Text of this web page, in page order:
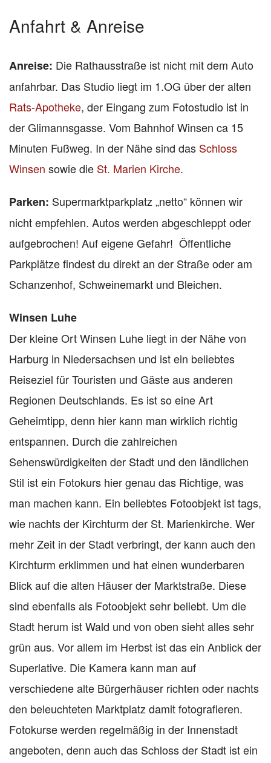
Anfahrt & Anreise
Anreise: Die Rathausstraße ist nicht mit dem Auto
anfahrbar. Das Studio liegt im 1.OG über der alten
Rats-Apotheke, der Eingang zum Fotostudio ist in
der Glimannsgasse. Vom Bahnhof Winsen ca 15
Minuten Fußweg. In der Nähe sind das Schloss
Winsen sowie die St. Marien Kirche.
Parken: Supermarktparkplatz „netto“ können wir
nicht empfehlen. Autos werden abgeschleppt oder
aufgebrochen! Auf eigene Gefahr! Öffentliche
Parkplätze findest du direkt an der Straße oder am
Schanzenhof, Schweinemarkt und Bleichen.
Winsen Luhe
Der kleine Ort Winsen Luhe liegt in der Nähe von
Harburg in Niedersachsen und ist ein beliebtes
Reiseziel für Touristen und Gäste aus anderen
Regionen Deutschlands. Es ist so eine Art
Geheimtipp, denn hier kann man wirklich richtig
entspannen. Durch die zahlreichen
Sehenswürdigkeiten der Stadt und den ländlichen
Stil ist ein Fotokurs hier genau das Richtige, was
man machen kann. Ein beliebtes Fotoobjekt ist tags,
wie nachts der Kirchturm der St. Marienkirche. Wer
mehr Zeit in der Stadt verbringt, der kann auch den
Kirchturm erklimmen und hat einen wunderbaren
Blick auf die alten Häuser der Marktstraße. Diese
sind ebenfalls als Fotoobjekt sehr beliebt. Um die
Stadt herum ist Wald und von oben sieht alles sehr
grün aus. Vor allem im Herbst ist das ein Anblick der
Superlative. Die Kamera kann man auf
verschiedene alte Bürgerhäuser richten oder nachts
den beleuchteten Marktplatz damit fotografieren.
Fotokurse werden regelmäßig in der Innenstadt
angeboten, denn auch das Schloss der Stadt ist ein